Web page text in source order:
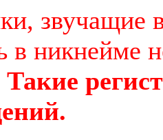
звучащие
в никнейме
Такие